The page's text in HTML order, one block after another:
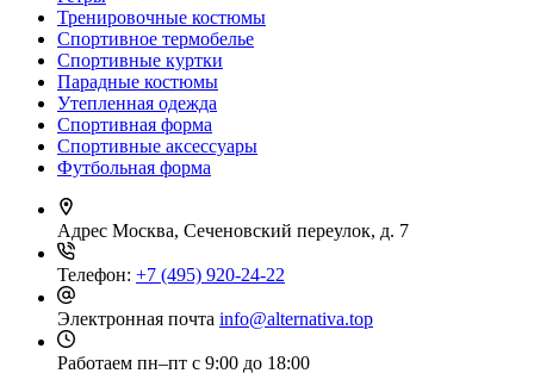
Тренировочные костюмы
Спортивное термобелье
Спортивные куртки
Парадные костюмы
Утепленная одежда
Спортивная форма
Спортивные аксессуары
Футбольная форма
Адрес Москва, Сеченовский переулок, д. 7
Телефон: +7 (495) 920-24-22
Электронная почта info@alternativa.top
Работаем пн–пт с 9:00 до 18:00